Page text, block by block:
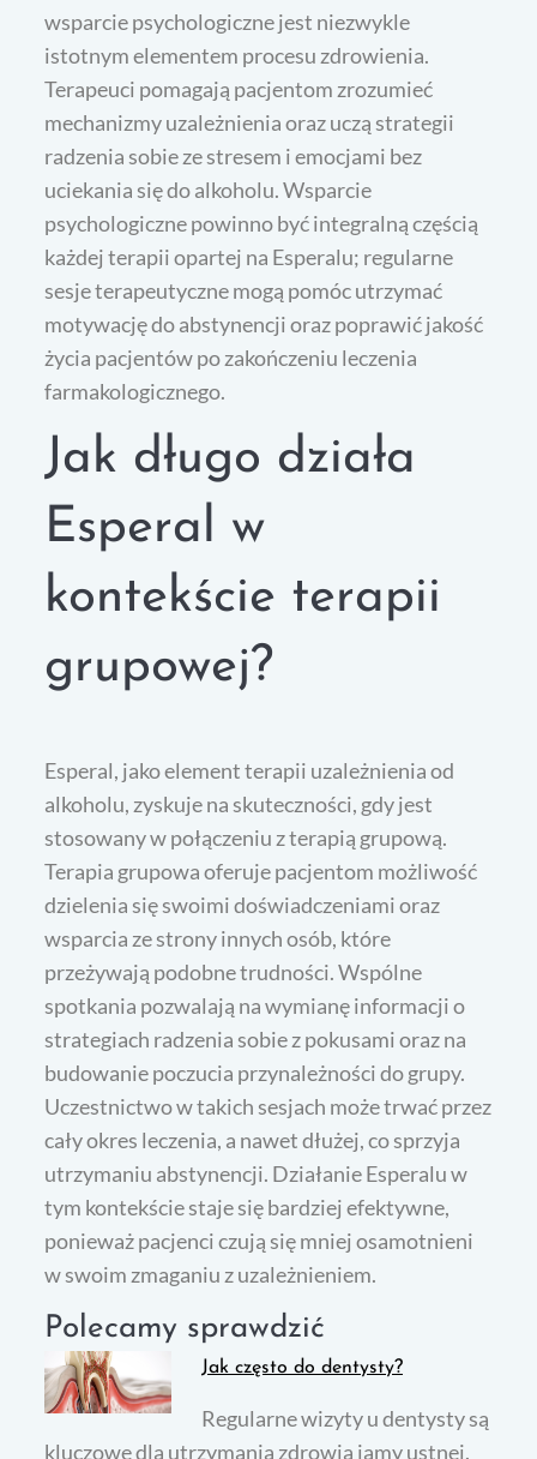
wsparcie psychologiczne jest niezwykle
istotnym elementem procesu zdrowienia.
Terapeuci pomagają pacjentom zrozumieć
mechanizmy uzależnienia oraz uczą strategii
radzenia sobie ze stresem i emocjami bez
uciekania się do alkoholu. Wsparcie
psychologiczne powinno być integralną częścią
każdej terapii opartej na Esperalu; regularne
sesje terapeutyczne mogą pomóc utrzymać
motywację do abstynencji oraz poprawić jakość
życia pacjentów po zakończeniu leczenia
farmakologicznego.
Jak długo działa
Esperal w
kontekście terapii
grupowej?
Esperal, jako element terapii uzależnienia od
alkoholu, zyskuje na skuteczności, gdy jest
stosowany w połączeniu z terapią grupową.
Terapia grupowa oferuje pacjentom możliwość
dzielenia się swoimi doświadczeniami oraz
wsparcia ze strony innych osób, które
przeżywają podobne trudności. Wspólne
spotkania pozwalają na wymianę informacji o
strategiach radzenia sobie z pokusami oraz na
budowanie poczucia przynależności do grupy.
Uczestnictwo w takich sesjach może trwać przez
cały okres leczenia, a nawet dłużej, co sprzyja
utrzymaniu abstynencji. Działanie Esperalu w
tym kontekście staje się bardziej efektywne,
ponieważ pacjenci czują się mniej osamotnieni
w swoim zmaganiu z uzależnieniem.
Polecamy sprawdzić
Jak często do dentysty?
Regularne wizyty u dentysty są
kluczowe dla utrzymania zdrowia jamy ustnej.